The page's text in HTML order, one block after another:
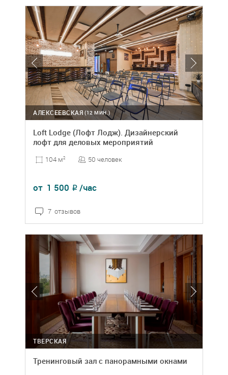
(12 МИН.)
АЛЕКСЕЕВСКАЯ
Loft Lodge (Лофт Лодж). Дизайнерский
лофт для деловых мероприятий
104 м2 50 человек
от 1 500 ₽ /час
7 отзывов
ТВЕРСКАЯ
Тренинговый зал с панорамными окнами